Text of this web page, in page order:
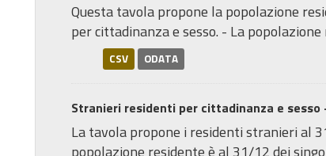
Questa tavola propone la popolazione
per cittadinanza e sesso. - La
CSV ODATA
Stranieri residenti per cittadinanza e sesso
La tavola propone i residenti stranieri al
popolazione residente è al 31/12 dei